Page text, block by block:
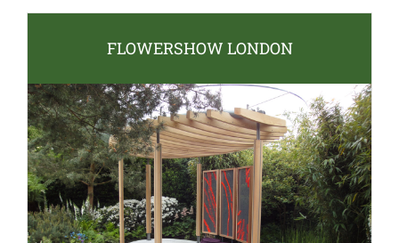
FLOWERSHOW LONDON